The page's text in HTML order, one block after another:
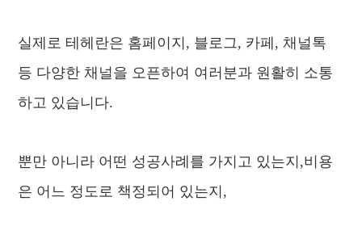
실제로 테헤란은 홈페이지, 블로그, 카페, 채널톡
등 다양한 채널을 오픈하여 여러분과 원활히 소통
하고 있습니다.
뿐만 아니라 어떤 성공사례를 가지고 있는지,비용
은 어느 정도로 책정되어 있는지,